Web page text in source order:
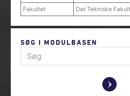
Fakultet
Det Tekniske
SØG I MODULBASEN
y